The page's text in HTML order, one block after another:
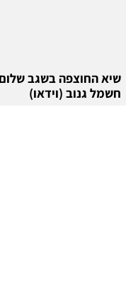
שיא החוצפה בשגב
חשמל גנוב (וידאו)